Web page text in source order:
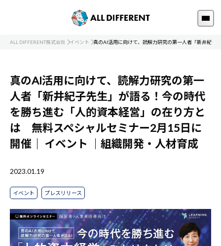
ALL DIFFERENT株式会社 イベント 真のAI活用に向けて、読解力研究の第一人者「新井紀
真のAI活用に向けて、読解力研究の第一
人者「新井紀子先生」が語る！今の時代
を勝ち進む「人的資本経営」の在り方と
は 無料スペシャルセミナー2月15日に
開催｜ イベント ｜組織開発・人材育成
2023.01.19
イベント プレスリリース